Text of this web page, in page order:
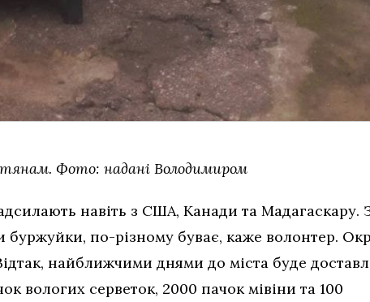
Фото: надані Володимиром
навіть з США, Канади та Мадагаскару.
буржуйки, по-різному буває, каже волонтер.
найближчими днями до міста буде
вологих серветок, 2000 пачок мівіни та 100